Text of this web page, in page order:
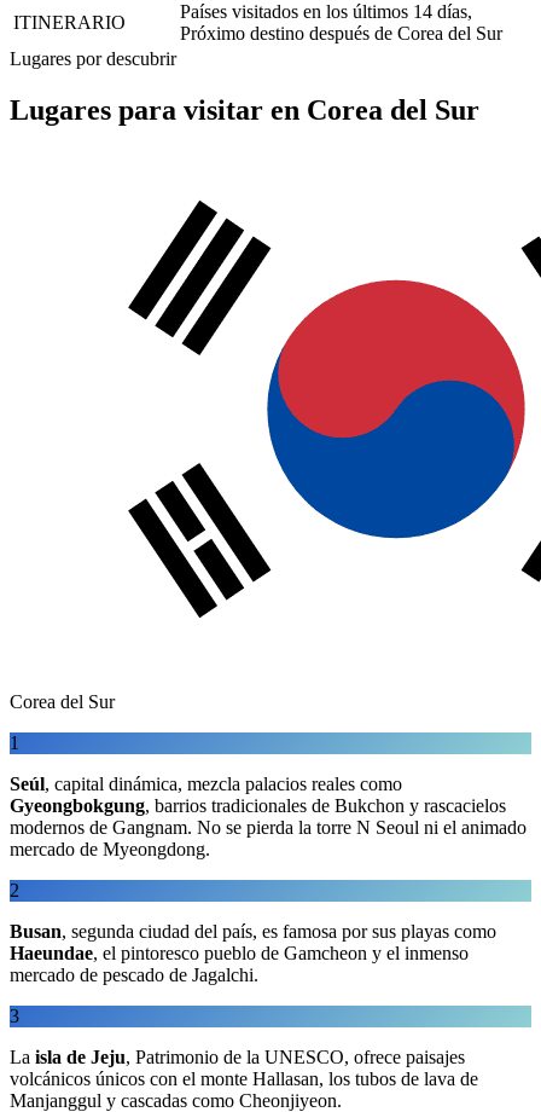
ITINERARIO
Países visitados en los últimos 14 días,
Próximo destino después de Corea del Sur
Lugares por descubrir
Lugares para visitar en Corea del Sur
Corea del Sur
1
Seúl, capital dinámica, mezcla palacios reales como
Gyeongbokgung, barrios tradicionales de Bukchon y rascacielos
modernos de Gangnam. No se pierda la torre N Seoul ni el animado
mercado de Myeongdong.
2
Busan, segunda ciudad del país, es famosa por sus playas como
Haeundae, el pintoresco pueblo de Gamcheon y el inmenso
mercado de pescado de Jagalchi.
3
La isla de Jeju, Patrimonio de la UNESCO, ofrece paisajes
volcánicos únicos con el monte Hallasan, los tubos de lava de
Manjanggul y cascadas como Cheonjiyeon.